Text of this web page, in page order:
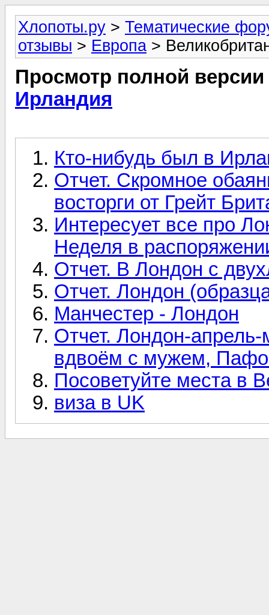
Хлопоты.ру > Тематические
отзывы > Европа >
Просмотр полной
Ирландия
Кто-нибудь был в
Отчет. Скромное
восторги от Грейт
Интересует все про
Неделя в
Отчет. В Лондон с
Отчет. Лондон
Манчестер - Лондон
Отчет. Лондон-
вдвоём с мужем,
Посоветуйте места в
виза в UK